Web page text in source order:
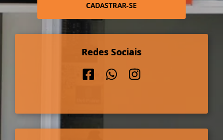
CADASTRAR-SE
Redes Sociais